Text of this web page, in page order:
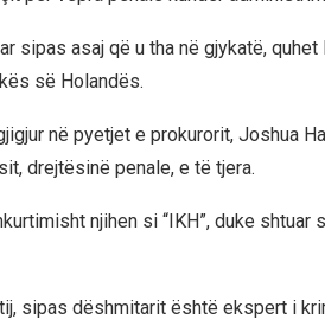
sipas asaj që u tha në gjykatë,
së Holandës.
në pyetjet e prokurorit, Joshua
drejtësinë penale, e të tjera.
njihen si “IKH”, duke
sipas dëshmitarit është ekspert i